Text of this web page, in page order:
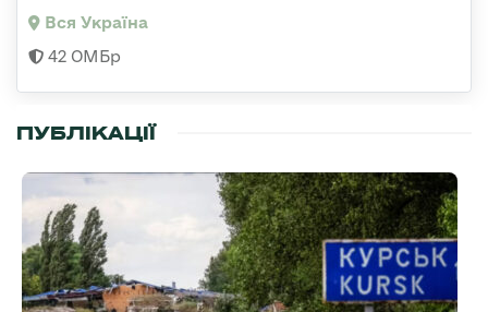
Вся Україна
42 ОМБр
ПУБЛІКАЦІЇ